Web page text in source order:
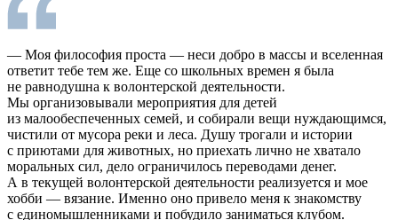
— Моя философия проста — неси добро в массы и вселенная
ответит тебе тем же. Еще со школьных времен я была
не равнодушна к волонтерской деятельности.
Мы организовывали мероприятия для детей
из малообеспеченных семей, и собирали вещи нуждающимся,
чистили от мусора реки и леса. Душу трогали и истории
с приютами для животных, но приехать лично не хватало
моральных сил, дело ограничилось переводами денег.
А в текущей волонтерской деятельности реализуется и мое
хобби — вязание. Именно оно привело меня к знакомству
с единомышленниками и побудило заниматься клубом.